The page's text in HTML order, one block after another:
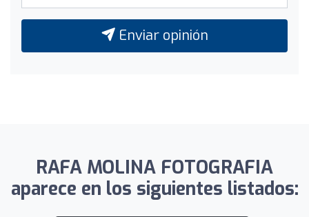
Enviar opinión
RAFA MOLINA FOTOGRAFIA
aparece en los siguientes listados: